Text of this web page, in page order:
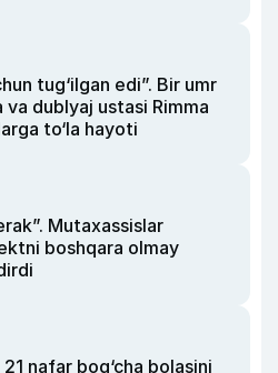
tug‘ilgan edi”. Bir umr
dublyaj ustasi Rimma
to‘la hayoti
Mutaxassislar
boshqara olmay
nafar bog‘cha bolasini